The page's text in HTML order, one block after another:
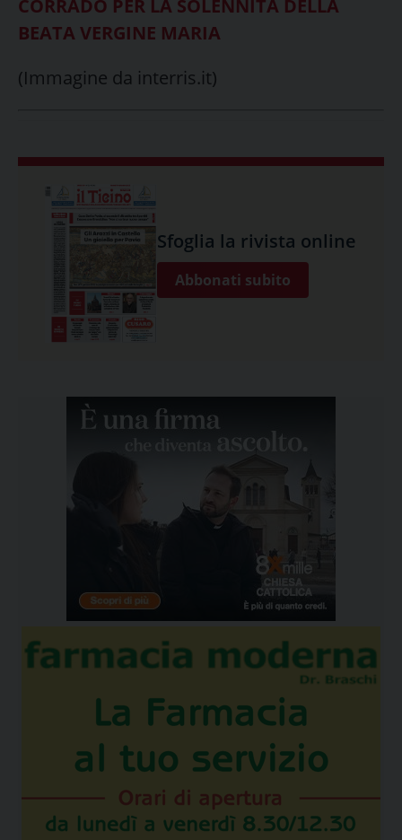
CORRADO PER LA SOLENNITÀ DELLA
BEATA VERGINE MARIA
(Immagine da interris.it)
Sfoglia la rivista online
Abbonati subito